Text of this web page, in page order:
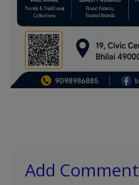
Add Comment